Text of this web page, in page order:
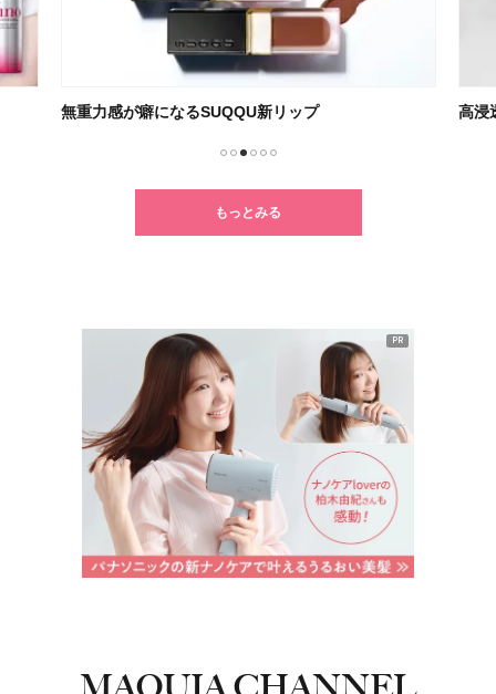
無重力感が癖になるSUQQU新リップ 高浸
もっとみる
PR